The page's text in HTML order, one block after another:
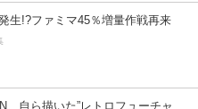
生!?ファミマ45％増量作戦再来
自ら描いた”レトロフューチャ